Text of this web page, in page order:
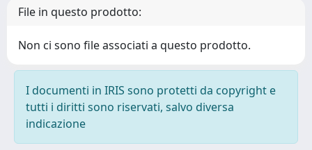
File in questo prodotto:
Non ci sono file associati a questo prodotto.
I documenti in IRIS sono protetti da copyright e
tutti i diritti sono riservati, salvo diversa
indicazione